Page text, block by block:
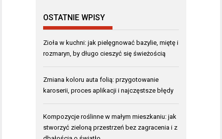
OSTATNIE WPISY
Zioła w kuchni: jak pielęgnować bazylie, miętę i
rozmaryn, by długo cieszyć się świeżością
Zmiana koloru auta folią: przygotowanie
karoserii, proces aplikacji i najczęstsze błędy
Kompozycje roślinne w małym mieszkaniu: jak
stworzyć zieloną przestrzeń bez zagracenia i z